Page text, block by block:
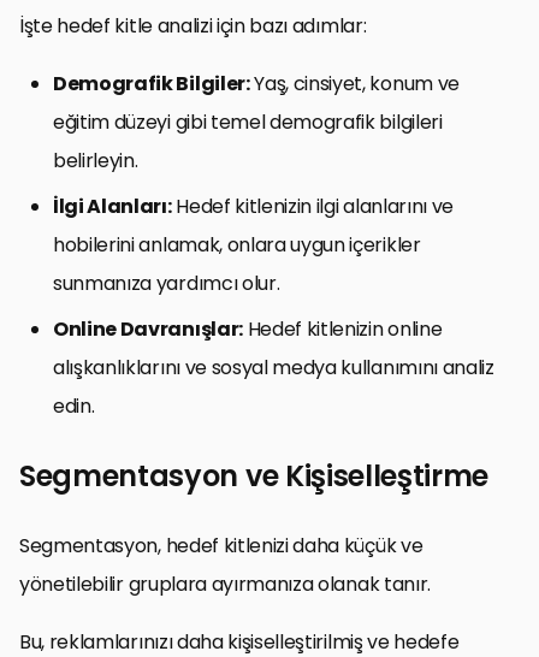
İşte hedef kitle analizi için bazı adımlar:
Demografik Bilgiler:Yaş, cinsiyet, konum ve
eğitim düzeyi gibi temel demografik bilgileri
belirleyin.
İlgi Alanları:Hedef kitlenizin ilgi alanlarını ve
hobilerini anlamak, onlara uygun içerikler
sunmanıza yardımcı olur.
Online Davranışlar:Hedef kitlenizin online
alışkanlıklarını ve sosyal medya kullanımını analiz
edin.
Segmentasyon ve Kişiselleştirme
Segmentasyon, hedef kitlenizi daha küçük ve
yönetilebilir gruplara ayırmanıza olanak tanır.
Bu, reklamlarınızı daha kişiselleştirilmiş ve hedefe